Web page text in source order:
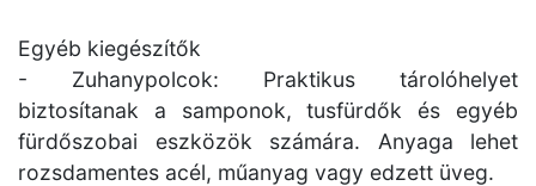
Egyéb kiegészítők
- Zuhanypolcok: Praktikus tárolóhelyet
biztosítanak a samponok, tusfürdők és egyéb
fürdőszobai eszközök számára. Anyaga lehet
rozsdamentes acél, műanyag vagy edzett üveg.